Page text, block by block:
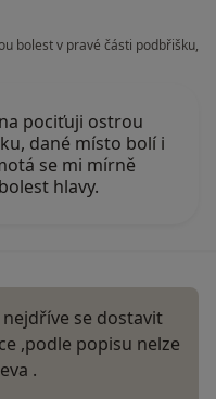
bolest v pravé části podbřišku,
pociťuji ostrou
dané místo bolí i
se mi mírně
hlavy.
se dostavit
,podle popisu nelze
.